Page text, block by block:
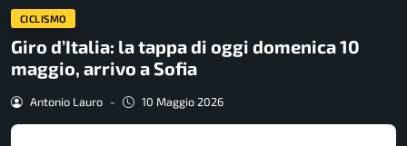
CICLISMO
Giro d’Italia: la tappa di oggi domenica 10
maggio, arrivo a Sofia
Antonio Lauro - 10 Maggio 2026